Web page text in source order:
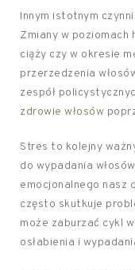
Innym istotnym
Zmiany w poziomach
ciąży czy w okresie
przerzedzenia
zespół
zdrowie włosów
Stres to kolejny
do wypadania
emocjonalnego nasz
często skutkuje
może zaburzać cykl
osłabienia i